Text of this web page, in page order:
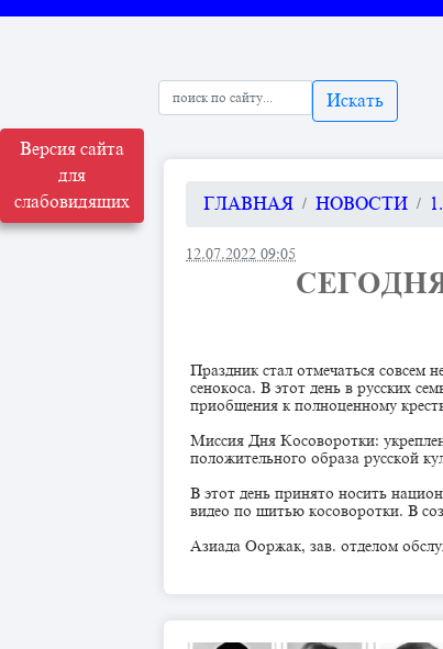
Версия сайта
для
слабовидящих
Искать
ГЛАВНАЯ НОВОСТИ
12.07.2022 09:05
Праздник стал отмечаться совсем
сенокоса. В этот день в русских
приобщения к полноценному
Миссия Дня Косоворотки:
положительного образа русской
В этот день принято носить
видео по шитью косоворотки. В
Азиада Ооржак, зав. отделом